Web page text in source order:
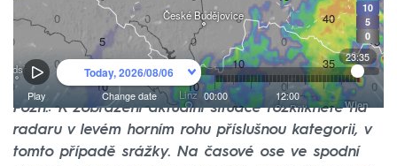
Pozn.: K zobrazení aktuální situace rozklikněte na
radaru v levém horním rohu příslušnou kategorii, v
tomto případě srážky. Na časové ose ve spodní